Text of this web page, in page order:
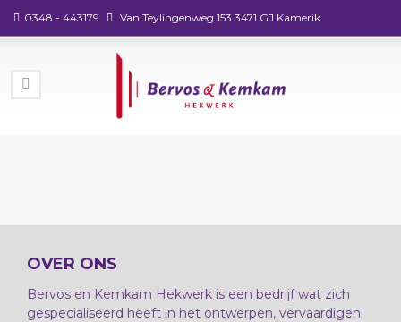
0348 - 443179 Van Teylingenweg 153 3471 GJ Kamerik
OVER ONS
Bervos en Kemkam Hekwerk is een bedrijf wat zich
gespecialiseerd heeft in het ontwerpen, vervaardigen